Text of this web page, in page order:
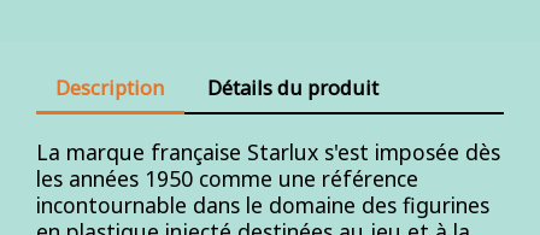
Description Détails du produit
La marque française Starlux s'est imposée dès
les années 1950 comme une référence
incontournable dans le domaine des figurines